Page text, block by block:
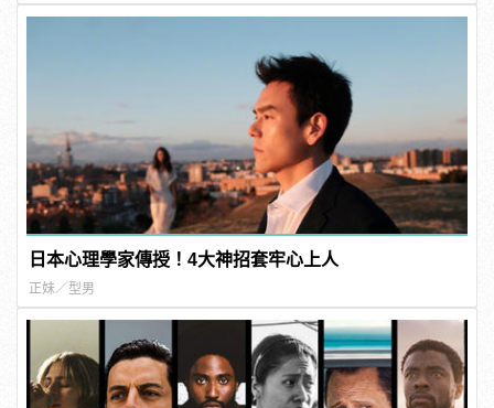
日本心理學家傳授！4大神招套牢心上人
正妹／型男